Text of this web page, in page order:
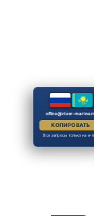
office@river-
КОПИРОВАТЬ
Все запросы только на e-